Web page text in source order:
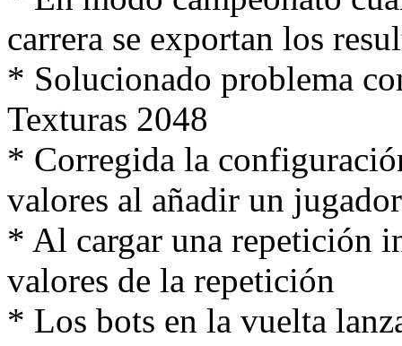
carrera se exportan los
* Solucionado problema
Texturas 2048
* Corregida la
valores al añadir un
* Al cargar una repetición
valores de la repetición
* Los bots en la vuelta